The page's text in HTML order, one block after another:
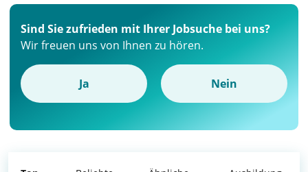
Sind Sie zufrieden mit Ihrer Jobsuche bei uns?
Wir freuen uns von Ihnen zu hören.
Ja Nein